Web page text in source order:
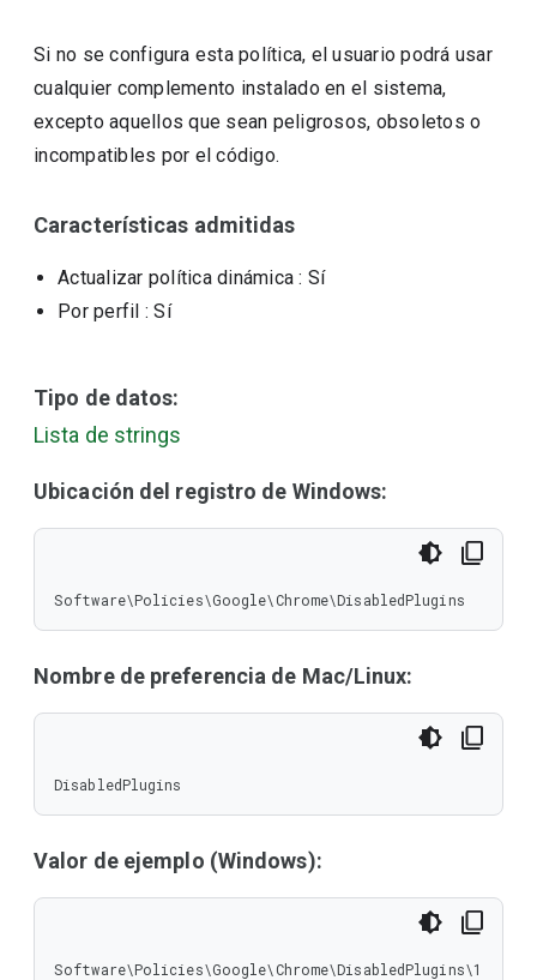
Si no se configura esta política, el usuario podrá usar
cualquier complemento instalado en el sistema,
excepto aquellos que sean peligrosos, obsoletos o
incompatibles por el código.
Características admitidas
Actualizar política dinámica : Sí
Por perfil : Sí
Tipo de datos:
Lista de strings
Ubicación del registro de Windows:
Software\Policies\Google\Chrome\DisabledPlugins
Nombre de preferencia de Mac/Linux:
DisabledPlugins
Valor de ejemplo (Windows):
Software\Policies\Google\Chrome\DisabledPlugins\1